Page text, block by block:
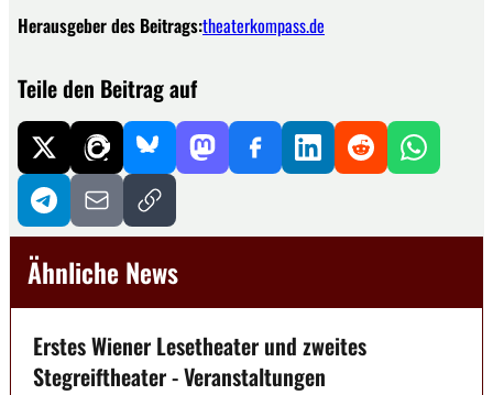
Herausgeber des Beitrags:theaterkompass.de
Teile den Beitrag auf
Ähnliche News
Erstes Wiener Lesetheater und zweites
Stegreiftheater - Veranstaltungen